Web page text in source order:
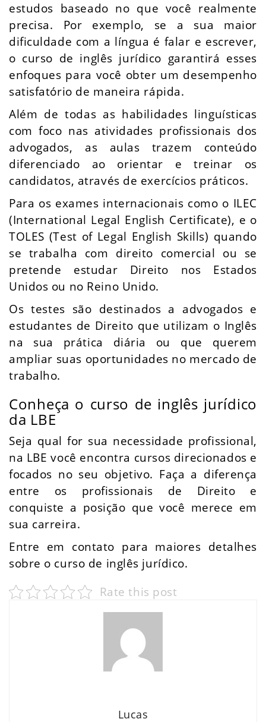
estudos baseado no que você realmente
precisa. Por exemplo, se a sua maior
dificuldade com a língua é falar e escrever,
o curso de inglês jurídico garantirá esses
enfoques para você obter um desempenho
satisfatório de maneira rápida.
Além de todas as habilidades linguísticas
com foco nas atividades profissionais dos
advogados, as aulas trazem conteúdo
diferenciado ao orientar e treinar os
candidatos, através de exercícios práticos.
Para os exames internacionais como o ILEC
(International Legal English Certificate), e o
TOLES (Test of Legal English Skills) quando
se trabalha com direito comercial ou se
pretende estudar Direito nos Estados
Unidos ou no Reino Unido.
Os testes são destinados a advogados e
estudantes de Direito que utilizam o Inglês
na sua prática diária ou que querem
ampliar suas oportunidades no mercado de
trabalho.
Conheça o curso de inglês jurídico
da LBE
Seja qual for sua necessidade profissional,
na LBE você encontra cursos direcionados e
focados no seu objetivo. Faça a diferença
entre os profissionais de Direito e
conquiste a posição que você merece em
sua carreira.
Entre em contato para maiores detalhes
sobre o curso de inglês jurídico.
Rate this post
Lucas